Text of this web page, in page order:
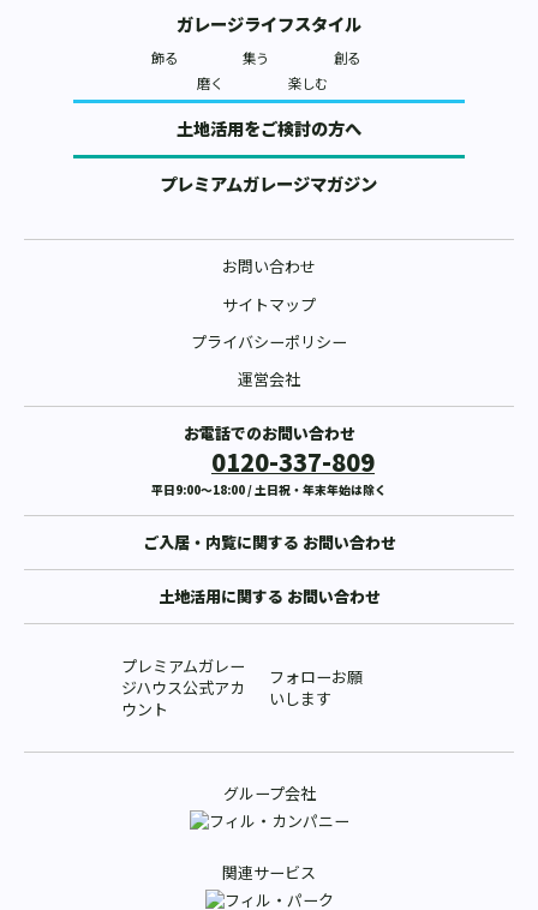
ガレージライフスタイル
飾る 集う
創る
磨く
楽しむ
土地活用をご検討の方へ
プレミアムガレージマガジン
お問い合わせ
サイトマップ
プライバシーポリシー
運営会社
お電話でのお問い合わせ
0120-337-809
平日9:00〜18:00 / 土日祝・年末年始は除く
ご入居・内覧に関する お問い合わせ
土地活用に関する お問い合わせ
プレミアムガレー
ジハウス公式アカ
ウント
フォローお願
いします
グループ会社
関連サービス